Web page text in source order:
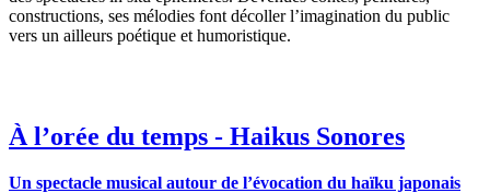
constructions, ses mélodies font décoller l’imagination du public
vers un ailleurs poétique et humoristique.
À l’orée du temps - Haikus Sonores
Un spectacle musical autour de l’évocation du haïku japonais